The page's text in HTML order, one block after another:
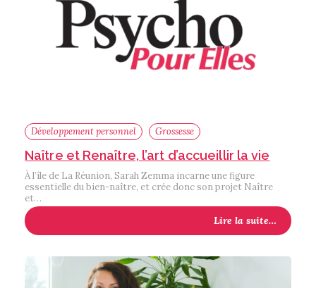
Développement personnel Grossesse
Naître et Renaître, l’art d’accueillir la vie
À l’île de La Réunion, Sarah Zemma incarne une figure
essentielle du bien-naître, et crée donc son projet Naître
et…
Lire la suite…